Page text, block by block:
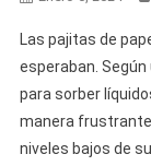
Las pajitas de
esperaban.
para sorber
manera
niveles bajos de